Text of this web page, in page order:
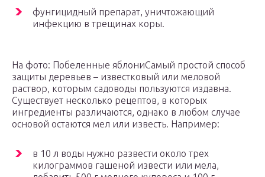
фунгицидный препарат, уничтожающий
инфекцию в трещинах коры.
На фото: Побеленные яблониСамый простой способ
защиты деревьев – известковый или меловой
раствор, которым садоводы пользуются издавна.
Существует несколько рецептов, в которых
ингредиенты различаются, однако в любом случае
основой остаются мел или известь. Например:
в 10 л воды нужно развести около трех
килограммов гашеной извести или мела,